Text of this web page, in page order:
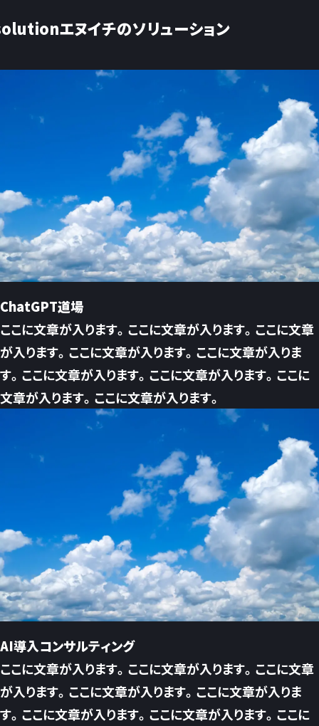
エヌイチのソリューション
ChatGPT道場
ここに文章が入ります。ここに文章が入ります。ここに文章
が入ります。ここに文章が入ります。ここに文章が入りま
す。ここに文章が入ります。ここに文章が入ります。ここに
文章が入ります。ここに文章が入ります。
AI導入コンサルティング
ここに文章が入ります。ここに文章が入ります。ここに文章
が入ります。ここに文章が入ります。ここに文章が入りま
す。ここに文章が入ります。ここに文章が入ります。ここに